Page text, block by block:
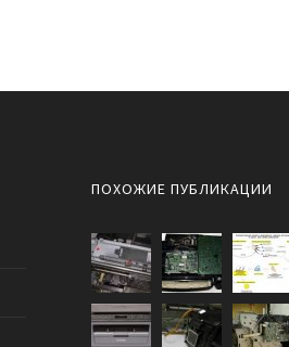
ПОХОЖИЕ ПУБЛИКАЦИИ